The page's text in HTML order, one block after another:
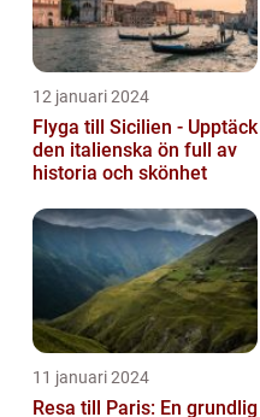
12 januari 2024
Flyga till Sicilien - Upptäck
den italienska ön full av
historia och skönhet
11 januari 2024
Resa till Paris: En grundlig